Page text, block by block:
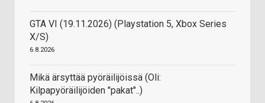
GTA VI (19.11.2026) (Playstation 5, Xbox Series
X/S)
6.8.2026
Mikä ärsyttää pyöräilijöissä (Oli:
Kilpapyöräilijöiden "pakat"..)